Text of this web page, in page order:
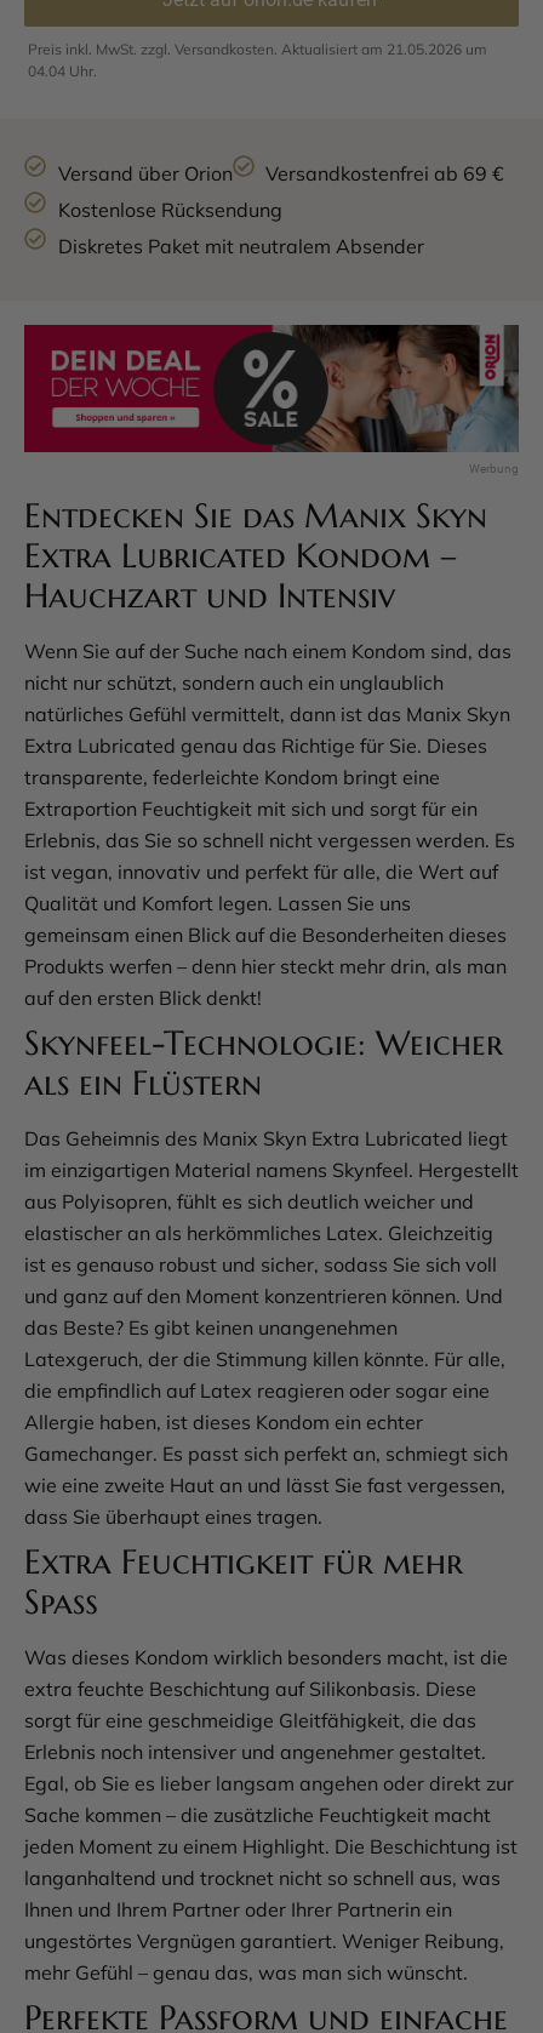
Preis inkl. MwSt. zzgl. Versandkosten. Aktualisiert am 21.05.2026 um
04.04 Uhr.
Versand über Orion
Versandkostenfrei ab 69 €
Kostenlose Rücksendung
Diskretes Paket mit neutralem Absender
Entdecken Sie das Manix Skyn
Extra Lubricated Kondom –
Hauchzart und Intensiv
Wenn Sie auf der Suche nach einem Kondom sind, das
nicht nur schützt, sondern auch ein unglaublich
natürliches Gefühl vermittelt, dann ist das Manix Skyn
Extra Lubricated genau das Richtige für Sie. Dieses
transparente, federleichte Kondom bringt eine
Extraportion Feuchtigkeit mit sich und sorgt für ein
Erlebnis, das Sie so schnell nicht vergessen werden. Es
ist vegan, innovativ und perfekt für alle, die Wert auf
Qualität und Komfort legen. Lassen Sie uns
gemeinsam einen Blick auf die Besonderheiten dieses
Produkts werfen – denn hier steckt mehr drin, als man
auf den ersten Blick denkt!
Skynfeel-Technologie: Weicher
als ein Flüstern
Das Geheimnis des Manix Skyn Extra Lubricated liegt
im einzigartigen Material namens Skynfeel. Hergestellt
aus Polyisopren, fühlt es sich deutlich weicher und
elastischer an als herkömmliches Latex. Gleichzeitig
ist es genauso robust und sicher, sodass Sie sich voll
und ganz auf den Moment konzentrieren können. Und
das Beste? Es gibt keinen unangenehmen
Latexgeruch, der die Stimmung killen könnte. Für alle,
die empfindlich auf Latex reagieren oder sogar eine
Allergie haben, ist dieses Kondom ein echter
Gamechanger. Es passt sich perfekt an, schmiegt sich
wie eine zweite Haut an und lässt Sie fast vergessen,
dass Sie überhaupt eines tragen.
Extra Feuchtigkeit für mehr
Spaß
Was dieses Kondom wirklich besonders macht, ist die
extra feuchte Beschichtung auf Silikonbasis. Diese
sorgt für eine geschmeidige Gleitfähigkeit, die das
Erlebnis noch intensiver und angenehmer gestaltet.
Egal, ob Sie es lieber langsam angehen oder direkt zur
Sache kommen – die zusätzliche Feuchtigkeit macht
jeden Moment zu einem Highlight. Die Beschichtung ist
langanhaltend und trocknet nicht so schnell aus, was
Ihnen und Ihrem Partner oder Ihrer Partnerin ein
ungestörtes Vergnügen garantiert. Weniger Reibung,
mehr Gefühl – genau das, was man sich wünscht.
Perfekte Passform und einfache